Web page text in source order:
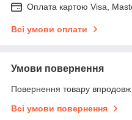
Оплата картою Visa,
Всі умови оплати
Умови повернення
Повернення товару впродовж
Всі умови повернення